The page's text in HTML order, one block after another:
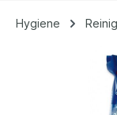
Hygiene
Bildergalerie